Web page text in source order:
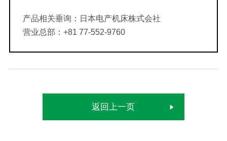
产品相关垂询：日本电产机床株式会社
营业总部：+81 77-552-9760
返回上一页